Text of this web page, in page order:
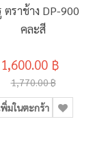
ตราช้าง DP-900
คละสี
1,600.00 ฿
1,770.00 ฿
พิ่มในตะกร้า